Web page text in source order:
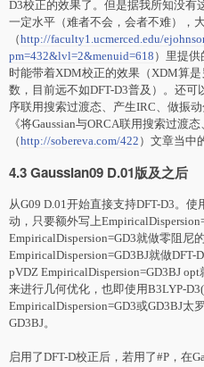
D3校正的效果了。但是据我所知没有
一定水平（难者不会，会者不难），
（http://faculty1.ucmerced.edu/
pm=432&lvl=2&menuid=618 ）里提
时能带着XDM校正的效果（XDM算
数，目前远不如DFT-D3普及）。还可
序联用搜索过渡态、产生IRC、做振动
《将Gaussian与ORCA联用搜索过渡
（http://sobereva.com/422 ）文章当中
4.3 Gaussian09 D.01版及之后
从G09 D.01开始直接支持DFT-D3。
动，只要额外写上
EmpiricalDispersion=GD3就做零阻尼
EmpiricalDispersion=GD3BJ就做DFT-
pVDZ EmpiricalDispersion=GD3BJ
来进行几何优化，也即使用B3LYP-
EmpiricalDispersion=GD3或GD3BJ太
GD3BJ。
启用了DFT-D校正后，若用了#P，在